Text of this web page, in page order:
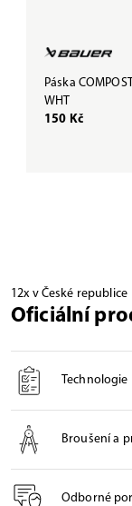
Páska
WHT
150 Kč
12x v České republice
Oficiální
Broušení a
Odborné